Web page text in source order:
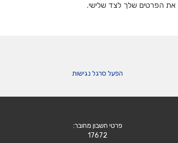
את הפרטים שלך לצד שלישי.
הפעל סרגל נגישות
פרטי חשבון מחובר:
17672